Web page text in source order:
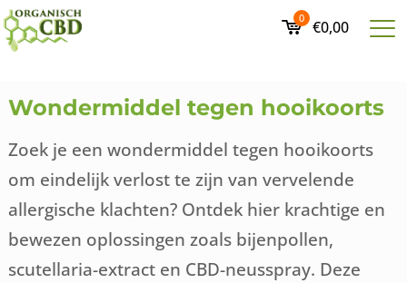
0 €0,00
Wondermiddel tegen hooikoorts
Zoek je een wondermiddel tegen hooikoorts
om eindelijk verlost te zijn van vervelende
allergische klachten? Ontdek hier krachtige en
bewezen oplossingen zoals bijenpollen,
scutellaria-extract en CBD-neusspray. Deze